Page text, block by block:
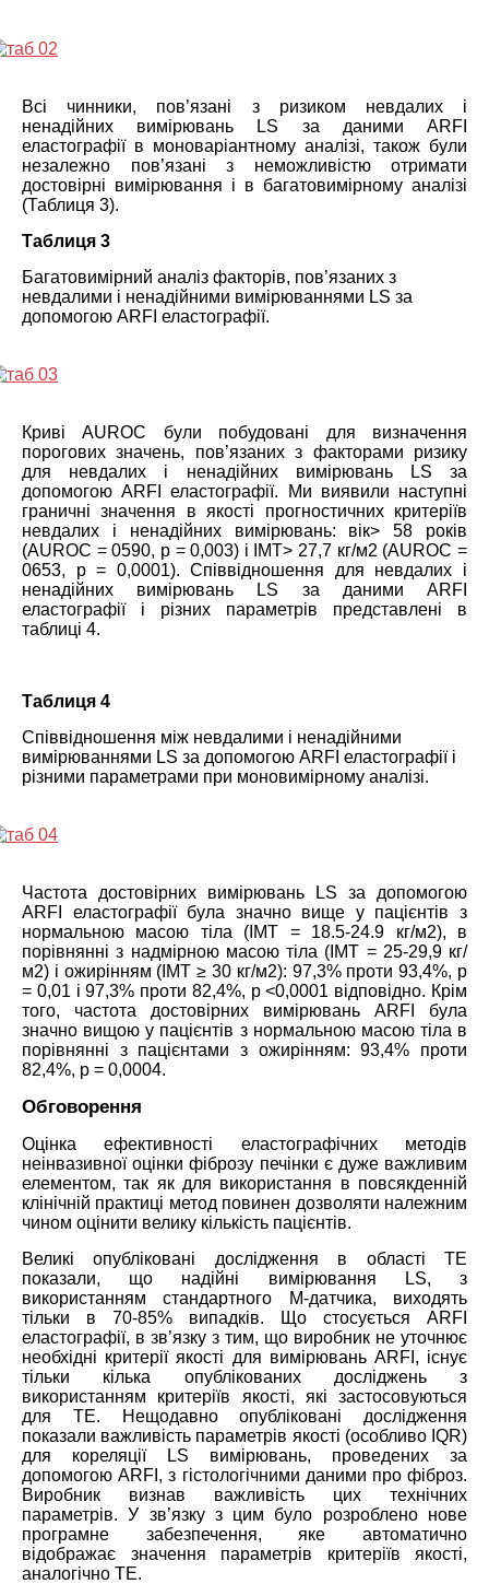
Всі чинники, пов’язані з ризиком невдалих і
ненадійних вимірювань LS за даними ARFI
еластографії в моноваріантному аналізі, також були
незалежно пов’язані з неможливістю отримати
достовірні вимірювання і в багатовимірному аналізі
(Таблиця 3).
Таблиця 3
Багатовимірний аналіз факторів, пов’язаних з
невдалими і ненадійними вимірюваннями LS за
допомогою ARFI еластографії.
Криві AUROC були побудовані для визначення
порогових значень, пов’язаних з факторами ризику
для невдалих і ненадійних вимірювань LS за
допомогою ARFI еластографії. Ми виявили наступні
граничні значення в якості прогностичних критеріїв
невдалих і ненадійних вимірювань: вік> 58 років
(AUROC = 0590, р = 0,003) і ІМТ> 27,7 кг/м2 (AUROC =
0653, р = 0,0001). Співвідношення для невдалих і
ненадійних вимірювань LS за даними ARFI
еластографії і різних параметрів представлені в
таблиці 4.
Таблиця 4
Співвідношення між невдалими і ненадійними
вимірюваннями LS за допомогою ARFI еластографії і
різними параметрами при моновимірному аналізі.
Частота достовірних вимірювань LS за допомогою
ARFI еластографії була значно вище у пацієнтів з
нормальною масою тіла (ІМТ = 18.5-24.9 кг/м2), в
порівнянні з надмірною масою тіла (ІМТ = 25-29,9 кг/
м2) і ожирінням (ІМТ ≥ 30 кг/м2): 97,3% проти 93,4%, р
= 0,01 і 97,3% проти 82,4%, р <0,0001 відповідно. Крім
того, частота достовірних вимірювань ARFI була
значно вищою у пацієнтів з нормальною масою тіла в
порівнянні з пацієнтами з ожирінням: 93,4% проти
82,4%, р = 0,0004.
Обговорення
Оцінка ефективності еластографічних методів
неінвазивної оцінки фіброзу печінки є дуже важливим
елементом, так як для використання в повсякденній
клінічній практиці метод повинен дозволяти належним
чином оцінити велику кількість пацієнтів.
Великі опубліковані дослідження в області TE
показали, що надійні вимірювання LS, з
використанням стандартного М-датчика, виходять
тільки в 70-85% випадків. Що стосується ARFI
еластографії, в зв’язку з тим, що виробник не уточнює
необхідні критерії якості для вимірювань ARFI, існує
тільки кілька опублікованих досліджень з
використанням критеріїв якості, які застосовуються
для TE. Нещодавно опубліковані дослідження
показали важливість параметрів якості (особливо IQR)
для кореляції LS вимірювань, проведених за
допомогою ARFI, з гістологічними даними про фіброз.
Виробник визнав важливість цих технічних
параметрів. У зв’язку з цим було розроблено нове
програмне забезпечення, яке автоматично
відображає значення параметрів критеріїв якості,
аналогічно TE.